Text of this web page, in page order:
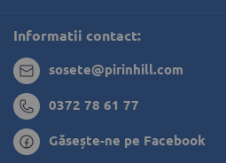
Informatii contact:
sosete@pirinhill.com
0372 78 61 77
Găsește-ne pe Facebook